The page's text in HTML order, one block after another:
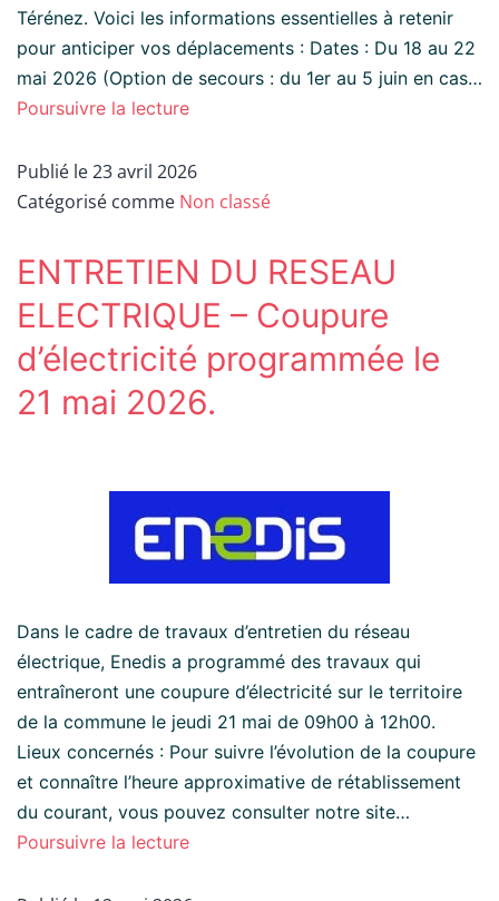
Térénez. Voici les informations essentielles à retenir
pour anticiper vos déplacements : Dates : Du 18 au 22
mai 2026 (Option de secours : du 1er au 5 juin en cas…
Poursuivre la lecture
Publié le23 avril 2026
Catégorisé comme Non classé
ENTRETIEN DU RESEAU
ELECTRIQUE – Coupure
d’électricité programmée le
21 mai 2026.
Dans le cadre de travaux d’entretien du réseau
électrique, Enedis a programmé des travaux qui
entraîneront une coupure d’électricité sur le territoire
de la commune le jeudi 21 mai de 09h00 à 12h00.
Lieux concernés : Pour suivre l’évolution de la coupure
et connaître l’heure approximative de rétablissement
du courant, vous pouvez consulter notre site…
Poursuivre la lecture